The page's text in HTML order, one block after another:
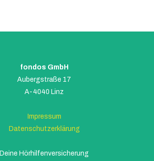
fondos GmbH
Aubergstraße 17
A-4040 Linz
Impressum
Datenschutzerklärung
Deine Hörhilfenversicherung